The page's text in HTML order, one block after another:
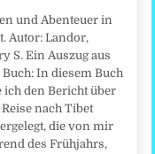
und Abenteuer in
Autor: Landor,
S. Ein Auszug aus
Buch: In diesem Buch
ich den Bericht über
nach Tibet
die von mir
des Frühjahrs,